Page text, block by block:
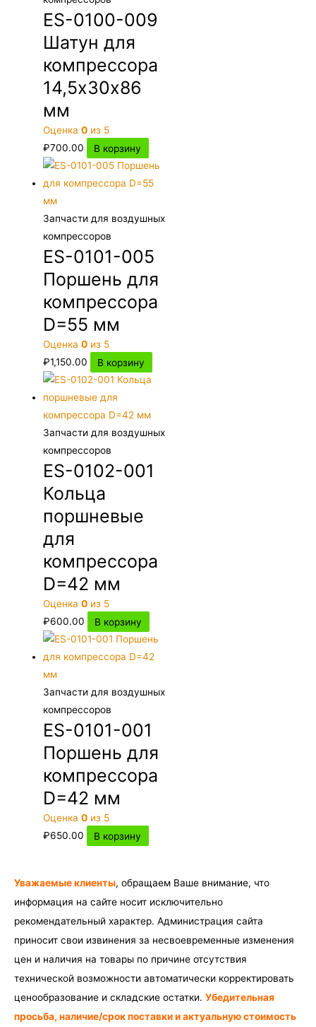
ES-0100-009
Шатун для
компрессора
14,5х30х86
мм
Оценка0 из 5
₽700.00 В корзину
Запчасти для воздушных
компрессоров
ES-0101-005
Поршень для
компрессора
D=55 мм
Оценка0 из 5
₽1,150.00 В корзину
Запчасти для воздушных
компрессоров
ES-0102-001
Кольца
поршневые
для
компрессора
D=42 мм
Оценка0 из 5
₽600.00 В корзину
Запчасти для воздушных
компрессоров
ES-0101-001
Поршень для
компрессора
D=42 мм
Оценка0 из 5
₽650.00 В корзину
Уважаемые клиенты, обращаем Ваше внимание, что
информация на сайте носит исключительно
рекомендательный характер. Администрация сайта
приносит свои извинения за несвоевременные изменения
цен и наличия на товары по причине отсутствия
технической возможности автоматически корректировать
ценообразование и складские остатки. Убедительная
просьба, наличие/срок поставки и актуальную стоимость